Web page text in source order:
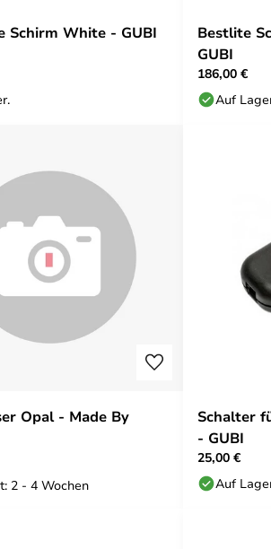
Schirm White - GUBI
Bestlite
GUBI
186,00 €
Auf
Opal - Made By
2 - 4 Wochen
Schalter
- GUBI
25,00 €
Auf